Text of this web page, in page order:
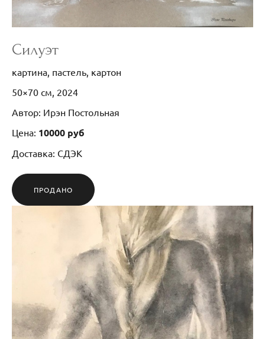
Силуэт
картина, пастель, картон
50×70 см, 2024
Автор: Ирэн Постольная
Цена: 10000 руб
Доставка: СДЭК
ПРОДАНО